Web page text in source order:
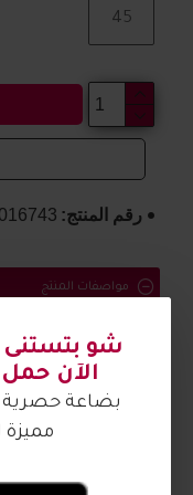
شو بتستنى
الآن
بضاعة
رقم المنتج:
45
مواصفات المنتج
بوت رجالي مريح
الصورة من